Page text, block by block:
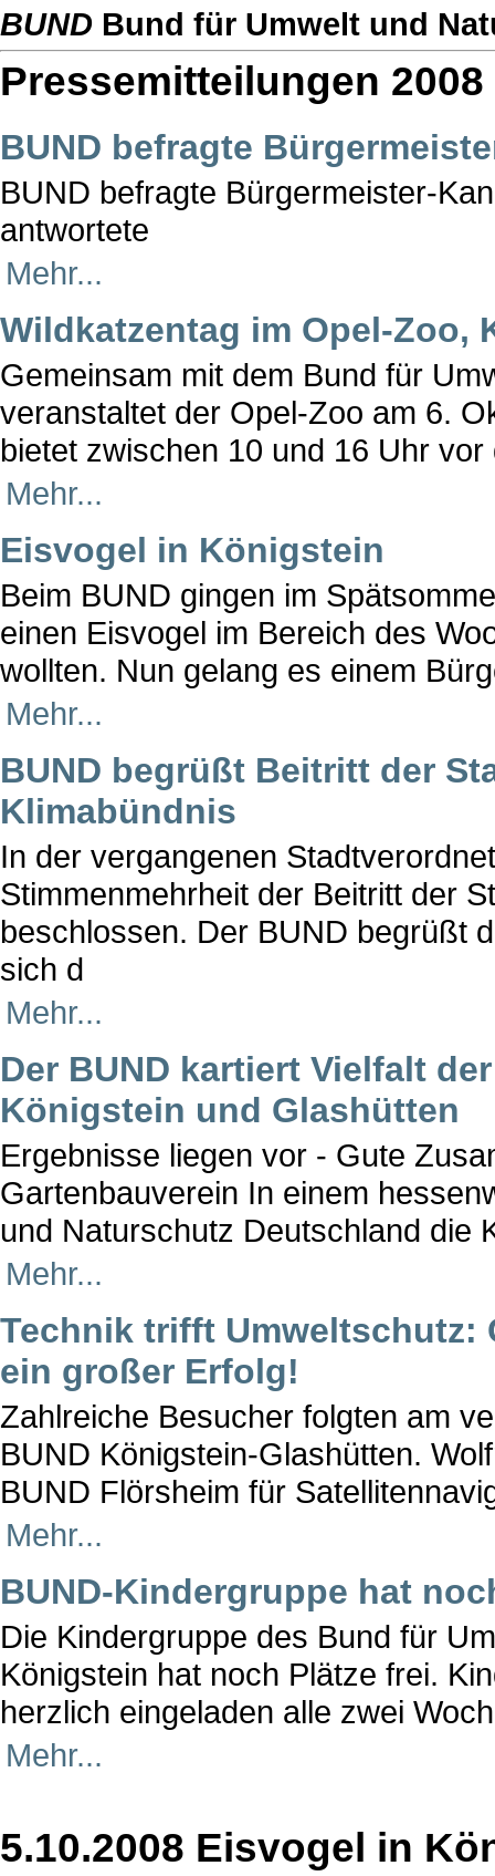
BUND Bund für Umwelt und
Pressemitteilungen 2008
BUND befragte
BUND befragte Bürgermeister-
antwortete
Mehr...
Wildkatzentag im Opel-Zoo,
Gemeinsam mit dem Bund für
veranstaltet der Opel-Zoo am 6.
bietet zwischen 10 und 16 Uhr
Mehr...
Eisvogel in Königstein
Beim BUND gingen im
einen Eisvogel im Bereich des
wollten. Nun gelang es einem
Mehr...
BUND begrüßt Beitritt der
Klimabündnis
In der vergangenen
Stimmenmehrheit der Beitritt der
beschlossen. Der BUND begrüßt
sich d
Mehr...
Der BUND kartiert Vielfalt
Königstein und Glashütten
Ergebnisse liegen vor - Gute
Gartenbauverein In einem
und Naturschutz Deutschland die
Mehr...
Technik trifft Umweltschutz:
ein großer Erfolg!
Zahlreiche Besucher folgten am
BUND Königstein-Glashütten.
BUND Flörsheim für
Mehr...
BUND-Kindergruppe hat
Die Kindergruppe des Bund für
Königstein hat noch Plätze frei.
herzlich eingeladen alle zwei
Mehr...
5.10.2008 Eisvogel in